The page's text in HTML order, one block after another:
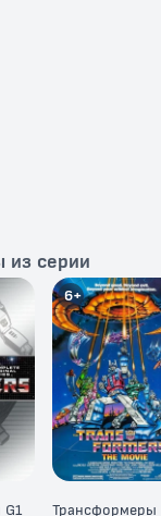
из серии
6+
Трансформеры